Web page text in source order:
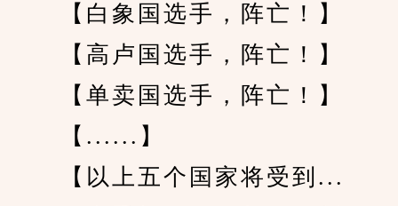
【白象国选手，阵亡！】
【高卢国选手，阵亡！】
【单卖国选手，阵亡！】
【......】
【以上五个国家将受到...